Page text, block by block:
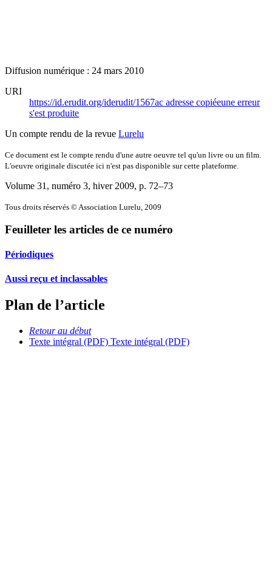
Diffusion numérique : 24 mars 2010
URI
https://id.erudit.org/iderudit/1567ac adresse copiéeune erreur
s'est produite
Un compte rendu de la revue Lurelu
Ce document est le compte rendu d'une autre oeuvre tel qu'un livre ou un film.
L'oeuvre originale discutée ici n'est pas disponible sur cette plateforme.
Volume 31, numéro 3, hiver 2009, p. 72–73
Tous droits réservés © Association Lurelu, 2009
Feuilleter les articles de ce numéro
Périodiques
Aussi reçu et inclassables
Plan de l’article
Retour au début
Texte intégral (PDF) Texte intégral (PDF)